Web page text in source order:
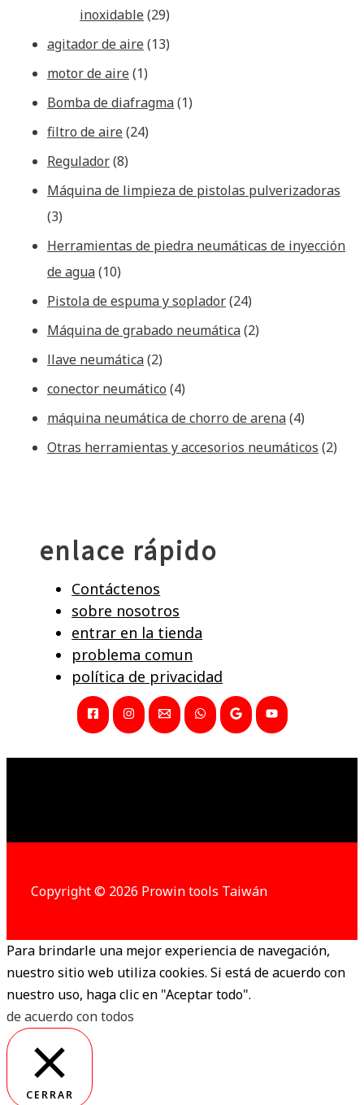
inoxidable(29)
agitador de aire(13)
motor de aire(1)
Bomba de diafragma(1)
filtro de aire(24)
Regulador(8)
Máquina de limpieza de pistolas pulverizadoras
(3)
Herramientas de piedra neumáticas de inyección
de agua(10)
Pistola de espuma y soplador(24)
Máquina de grabado neumática(2)
llave neumática(2)
conector neumático (4)
máquina neumática de chorro de arena(4)
Otras herramientas y accesorios neumáticos (2)
enlace rápido
Contáctenos
sobre nosotros
entrar en la tienda
problema comun
política de privacidad
Copyright © 2026 Prowin tools Taiwán
Para brindarle una mejor experiencia de navegación,
nuestro sitio web utiliza cookies. Si está de acuerdo con
nuestro uso, haga clic en "Aceptar todo".
de acuerdo con todos
CERRAR